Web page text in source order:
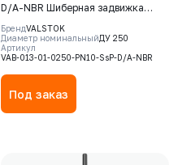
D/A-NBR Шиберная задвижка
Valstok, серия VAB, DN 0250,
PN=10 Бар, пневмопривод
двойного действия, корпус GJS-
400-15 (GGG40), нож AISI304,
NBR
БрендVALSTOK
Диаметр номинальныйДУ 250
Артикул
VAB-013-01-0250-PN10-SsP-D/A-NBR
Под заказ